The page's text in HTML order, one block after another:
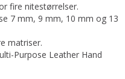
fire nitestørrelser.
7 mm, 9 mm, 10 mm og 13
matriser.
Purpose Leather Hand